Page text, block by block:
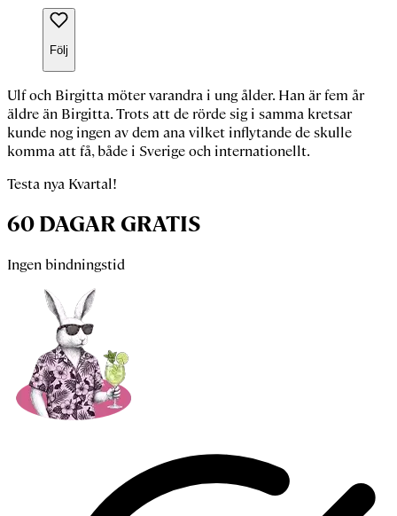
Följ
Ulfoch Birgittamöter varandra i ung ålder. Han är fem år
äldre än Birgitta. Trots att de rörde sig i samma kretsar
kunde nog ingen av dem ana vilket inflytande de skulle
komma att få, både i Sverige och internationellt.
Testa nya Kvartal!
60 DAGAR GRATIS
Ingen bindningstid